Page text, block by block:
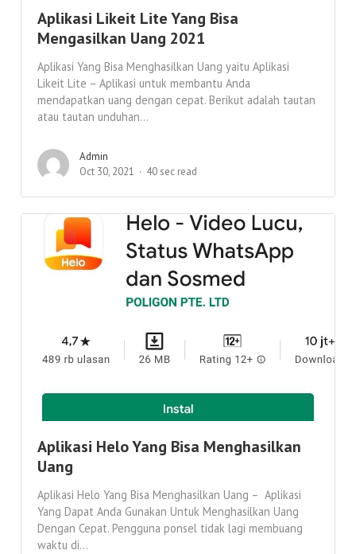
Aplikasi Likeit Lite Yang Bisa
Mengasilkan Uang 2021
Aplikasi Yang Bisa Menghasilkan Uang yaitu Aplikasi
Likeit Lite – Aplikasi untuk membantu Anda
mendapatkan uang dengan cepat. Berikut adalah tautan
atau tautan unduhan...
Admin
Oct 30, 2021
40 sec read
Aplikasi Helo Yang Bisa Menghasilkan
Uang
Aplikasi Helo Yang Bisa Menghasilkan Uang – Aplikasi
Yang Dapat Anda Gunakan Untuk Menghasilkan Uang
Dengan Cepat. Pengguna ponsel tidak lagi membuang
waktu di...